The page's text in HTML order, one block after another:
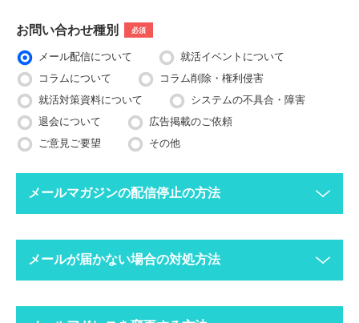
お問い合わせ種別 必須
メール配信について
就活イベントについて
コラムについて
コラム削除・権利侵害
就活対策資料について
システムの不具合・障害
退会について
広告掲載のご依頼
ご意見ご要望
その他
メールマガジンの配信停止の方法
ってください。
配信停止までに2〜3営業日ほどかかる場合がございますのでご
メールが届かない場合の対処方法